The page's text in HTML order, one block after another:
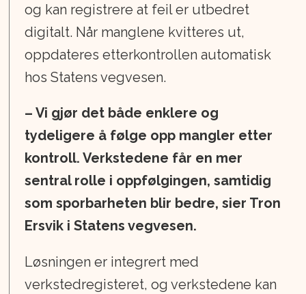
og kan registrere at feil er utbedret
digitalt. Når manglene kvitteres ut,
oppdateres etterkontrollen automatisk
hos Statens vegvesen.
– Vi gjør det både enklere og
tydeligere å følge opp mangler etter
kontroll. Verkstedene får en mer
sentral rolle i oppfølgingen, samtidig
som sporbarheten blir bedre, sier Tron
Ersvik i Statens vegvesen.
Løsningen er integrert med
verkstedregisteret, og verkstedene kan